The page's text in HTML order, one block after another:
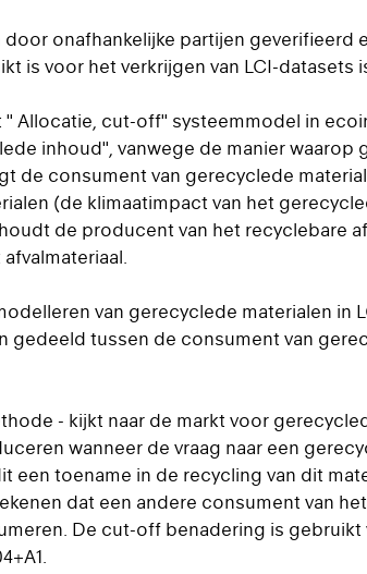
door onafhankelijke partijen geverifieerd
is voor het verkrijgen van LCI-datasets
" Allocatie, cut-off" systeemmodel in
inhoud", vanwege de manier waarop
de consument van gerecyclede
(de klimaatimpact van het
de producent van het recyclebare
van gerecyclede materialen in
gedeeld tussen de consument van
- kijkt naar de markt voor
wanneer de vraag naar een
een toename in de recycling van dit
dat een andere consument van
De cut-off benadering is